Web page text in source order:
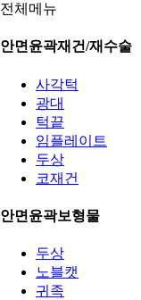
전체메뉴
안면윤곽재건/재수술
사각턱
광대
턱끝
임플레이트
두상
코재건
안면윤곽보형물
두상
노블캣
귀족